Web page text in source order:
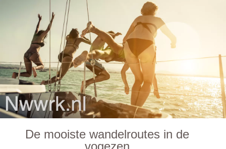
De mooiste wandelroutes in de